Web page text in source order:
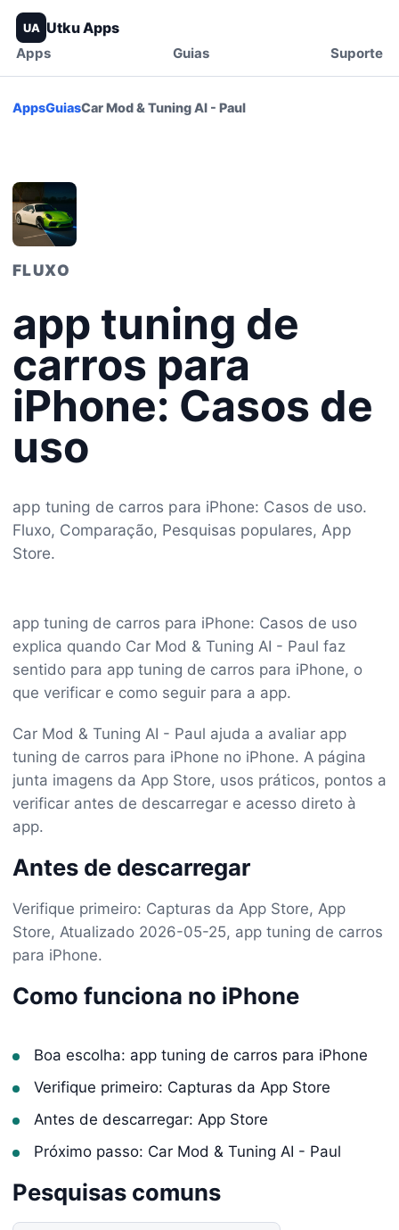
UA Utku Apps
Apps Guias Suporte
AppsGuiasCar Mod & Tuning AI - Paul
FLUXO
app tuning de
carros para
iPhone: Casos de
uso
app tuning de carros para iPhone: Casos de uso.
Fluxo, Comparação, Pesquisas populares, App
Store.
app tuning de carros para iPhone: Casos de uso
explica quando Car Mod & Tuning AI - Paul faz
sentido para app tuning de carros para iPhone, o
que verificar e como seguir para a app.
Car Mod & Tuning AI - Paul ajuda a avaliar app
tuning de carros para iPhone no iPhone. A página
junta imagens da App Store, usos práticos, pontos a
verificar antes de descarregar e acesso direto à
app.
Antes de descarregar
Verifique primeiro: Capturas da App Store, App
Store, Atualizado 2026-05-25, app tuning de carros
para iPhone.
Como funciona no iPhone
Boa escolha: app tuning de carros para iPhone
Verifique primeiro: Capturas da App Store
Antes de descarregar: App Store
Próximo passo: Car Mod & Tuning AI - Paul
Pesquisas comuns